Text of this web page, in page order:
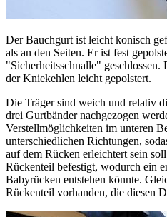
Der Bauchgurt ist leicht konisch
als an den Seiten. Er ist fest
"Sicherheitsschnalle"
der Kniekehlen leicht gepolstert.
Die Träger sind weich und relativ
drei Gurtbänder nachgezogen
Verstellmöglichkeiten im unteren
unterschiedlichen Richtungen,
auf dem Rücken erleichtert sein
Rückenteil befestigt, wodurch ein
Babyrücken entstehen könnte.
Rückenteil vorhanden, die diesen